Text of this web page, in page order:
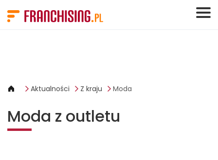
Aktualności Z kraju Moda
Moda z outletu